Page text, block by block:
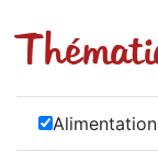
Alimentation